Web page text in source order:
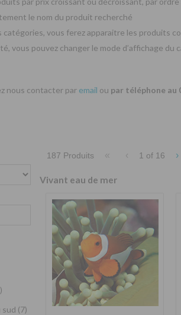
le nom du produit recherché
catégories, vous ferez apparaitre les produits
vous pouvez changer le mode d’affichage du
nous contacter par email ou par téléphone au
(7)
187 Produits « ‹ 1 of 16 ›
Vivant eau de mer